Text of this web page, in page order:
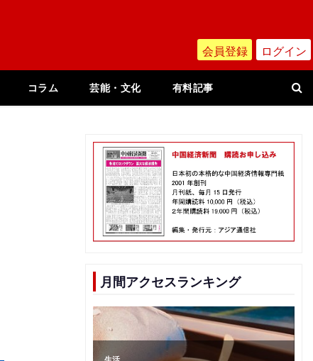
会員登録 ログイン
コラム 芸能・文化 有料記事
月間アクセスランキング